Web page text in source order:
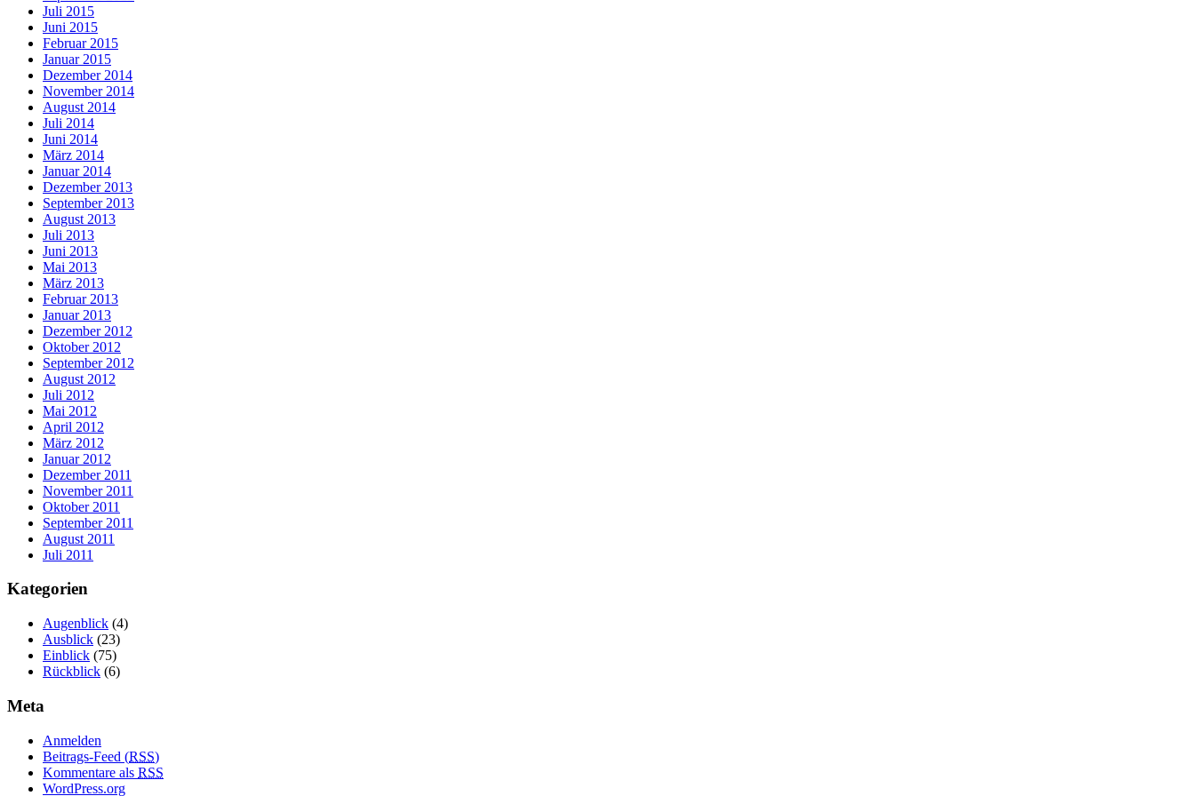
Juli 2015
Juni 2015
Februar 2015
Januar 2015
Dezember 2014
November 2014
August 2014
Juli 2014
Juni 2014
März 2014
Januar 2014
Dezember 2013
September 2013
August 2013
Juli 2013
Juni 2013
Mai 2013
März 2013
Februar 2013
Januar 2013
Dezember 2012
Oktober 2012
September 2012
August 2012
Juli 2012
Mai 2012
April 2012
März 2012
Januar 2012
Dezember 2011
November 2011
Oktober 2011
September 2011
August 2011
Juli 2011
Kategorien
Augenblick (4)
Ausblick (23)
Einblick (75)
Rückblick (6)
Meta
Anmelden
Beitrags-Feed (RSS)
Kommentare als RSS
WordPress.org